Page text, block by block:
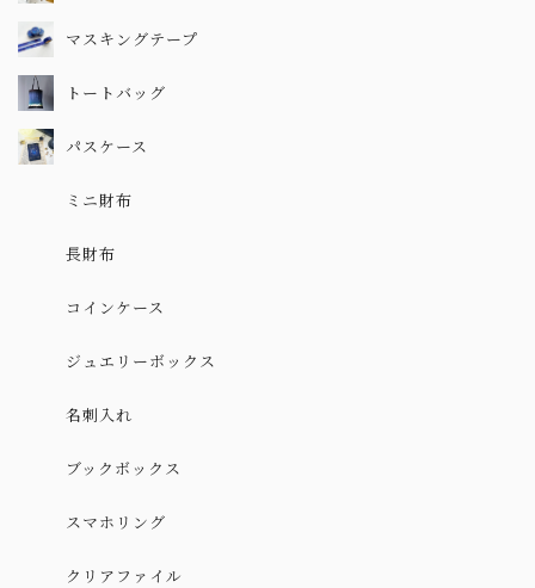
マスキングテープ
トートバッグ
パスケース
ミニ財布
長財布
コインケース
ジュエリーボックス
名刺入れ
ブックボックス
スマホリング
クリアファイル